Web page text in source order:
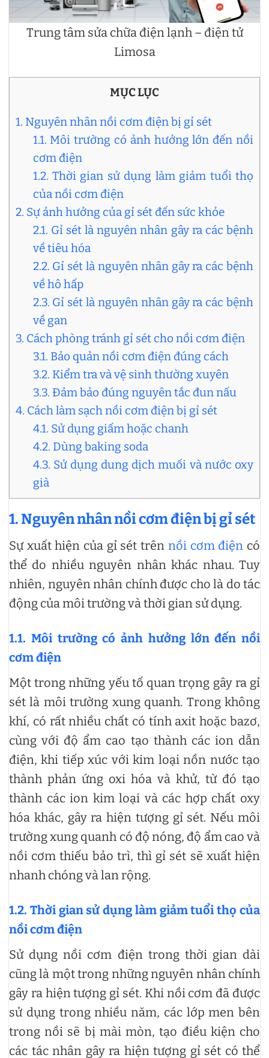
Trung tâm sửa chữa điện lạnh – điện tử
Limosa
MỤC LỤC
1. Nguyên nhân nồi cơm điện bị gỉ sét
1.1. Môi trường có ảnh hưởng lớn đến nồi
cơm điện
1.2. Thời gian sử dụng làm giảm tuổi thọ
của nồi cơm điện
2. Sự ảnh hưởng của gỉ sét đến sức khỏe
2.1. Gỉ sét là nguyên nhân gây ra các bệnh
về tiêu hóa
2.2. Gỉ sét là nguyên nhân gây ra các bệnh
về hô hấp
2.3. Gỉ sét là nguyên nhân gây ra các bệnh
về gan
3. Cách phòng tránh gỉ sét cho nồi cơm điện
3.1. Bảo quản nồi cơm điện đúng cách
3.2. Kiểm tra và vệ sinh thường xuyên
3.3. Đảm bảo đúng nguyên tắc đun nấu
4. Cách làm sạch nồi cơm điện bị gỉ sét
4.1. Sử dụng giấm hoặc chanh
4.2. Dùng baking soda
4.3. Sử dụng dung dịch muối và nước oxy
già
1. Nguyên nhân nồi cơm điện bị gỉ sét
Sự xuất hiện của gỉ sét trên nồi cơm điện có
thể do nhiều nguyên nhân khác nhau. Tuy
nhiên, nguyên nhân chính được cho là do tác
động của môi trường và thời gian sử dụng.
1.1. Môi trường có ảnh hưởng lớn đến nồi
cơm điện
Một trong những yếu tố quan trọng gây ra gỉ
sét là môi trường xung quanh. Trong không
khí, có rất nhiều chất có tính axit hoặc bazơ,
cùng với độ ẩm cao tạo thành các ion dẫn
điện, khi tiếp xúc với kim loại nồn nước tạo
thành phản ứng oxi hóa và khử, từ đó tạo
thành các ion kim loại và các hợp chất oxy
hóa khác, gây ra hiện tượng gỉ sét. Nếu môi
trường xung quanh có độ nóng, độ ẩm cao và
nồi cơm thiếu bảo trì, thì gỉ sét sẽ xuất hiện
nhanh chóng và lan rộng.
1.2. Thời gian sử dụng làm giảm tuổi thọ của
nồi cơm điện
Sử dụng nồi cơm điện trong thời gian dài
cũng là một trong những nguyên nhân chính
gây ra hiện tượng gỉ sét. Khi nồi cơm đã được
sử dụng trong nhiều năm, các lớp men bên
trong nồi sẽ bị mài mòn, tạo điều kiện cho
các tác nhân gây ra hiện tượng gỉ sét có thể